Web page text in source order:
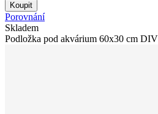
Koupit
Porovnání
Skladem
Podložka pod akvárium 60x30 cm